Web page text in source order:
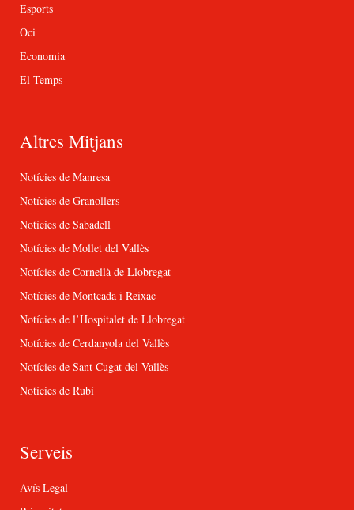
Esports
Oci
Economia
El Temps
Altres Mitjans
Notícies de Manresa
Notícies de Granollers
Notícies de Sabadell
Notícies de Mollet del Vallès
Notícies de Cornellà de Llobregat
Notícies de Montcada i Reixac
Notícies de l’Hospitalet de Llobregat
Notícies de Cerdanyola del Vallès
Notícies de Sant Cugat del Vallès
Notícies de Rubí
Serveis
Avís Legal